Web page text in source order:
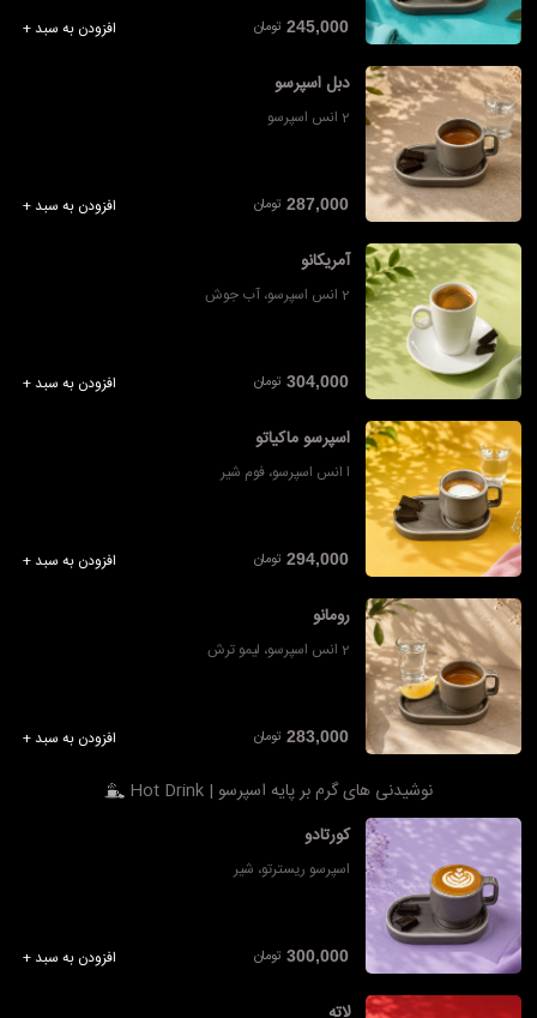
افزودن به سبد + 245,000 تومان
دبل اسپرسو
2 انس اسپرسو
افزودن به سبد + 287,000 تومان
آمریکانو
2 انس اسپرسو، آب جوش
افزودن به سبد + 304,000 تومان
اسپرسو ماکیاتو
ا انس اسپرسو، فوم شیر
افزودن به سبد + 294,000 تومان
رومانو
2 انس اسپرسو، لیمو ترش
افزودن به سبد + 283,000 تومان
نوشیدنی های گرم بر پایه اسپرسو | Hot Drink
کورتادو
اسپرسو ریسترتو، شیر
افزودن به سبد + 300,000 تومان